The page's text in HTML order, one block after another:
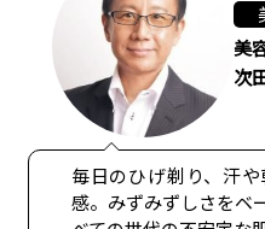
美
次
毎日のひげ剃り、汗
感。みずみずしさをベ